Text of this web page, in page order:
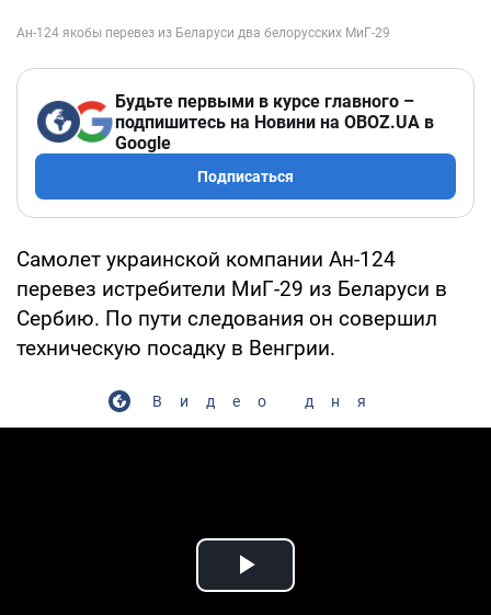
Будьте первыми в курсе главного –
подпишитесь на Новини на OBOZ.UA в
Google
Подписаться
Самолет украинской компании Ан-124
перевез истребители МиГ-29 из Беларуси в
Сербию. По пути следования он совершил
техническую посадку в Венгрии.
Видео дня
Play Video